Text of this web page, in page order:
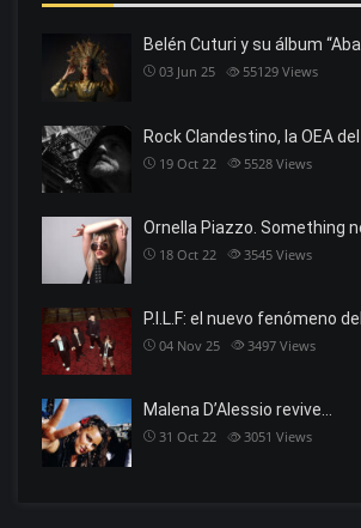
Belén Cuturi y su álbum
03 Jun 25 55129 Views
Rock Clandestino, la OEA del
19 Oct 22 5528 Views
Ornella Piazzo. Something
18 Oct 22 3545 Views
P.I.L.F: el nuevo fenómeno
04 Nov 25 3497 Views
Malena D’Alessio revive…
31 Oct 22 3051 Views